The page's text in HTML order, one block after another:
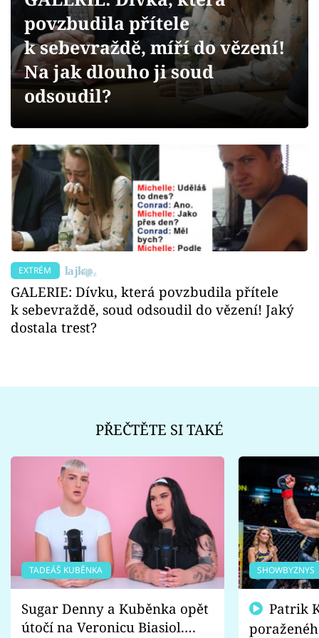
Videa
Sledujte prima+
Sledujte nás
povzbudila přítele
k sebevraždě, míří do vězení!
Na jak dlouho ji soud
odsoudil?
EXTRÉM
GALERIE: Dívku, která povzbudila přítele
k sebevraždě, soud odsoudil do vězení! Jaký
dostala trest?
PŘEČTĚTE SI TAKÉ
TADEÁŠ KUBĚNKA
Sugar Denny a Kuběnka opět
útočí na Veronicu Biasiol.
SHOWBYZNYS